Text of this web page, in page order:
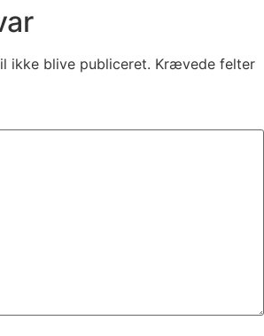
ikke blive publiceret. Krævede felter